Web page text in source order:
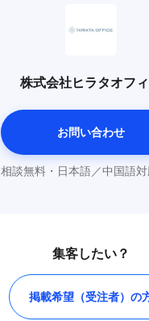
株式会社ヒラタオフ
お問い合わせ
相談無料・日本語／中国語
集客したい？
掲載希望（受注者）の